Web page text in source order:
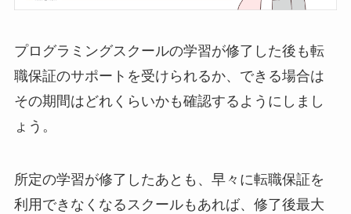
プログラミングスクールの学習が修了した後も転
職保証のサポートを受けられるか、できる場合は
その期間はどれくらいかも確認するようにしまし
ょう。
所定の学習が修了したあとも、早々に転職保証を
利用できなくなるスクールもあれば、修了後最大